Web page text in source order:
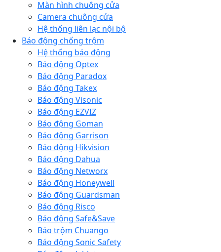
Màn hình chuông cửa
Camera chuông cửa
Hệ thống liên lạc nội bộ
Báo động chống trộm
Hệ thống báo động
Báo động Optex
Báo động Paradox
Báo động Takex
Báo động Visonic
Báo động EZVIZ
Báo động Goman
Báo động Garrison
Báo động Hikvision
Báo động Dahua
Báo động Networx
Báo động Honeywell
Báo động Guardsman
Báo động Risco
Báo động Safe&Save
Báo trộm Chuango
Báo động Sonic Safety